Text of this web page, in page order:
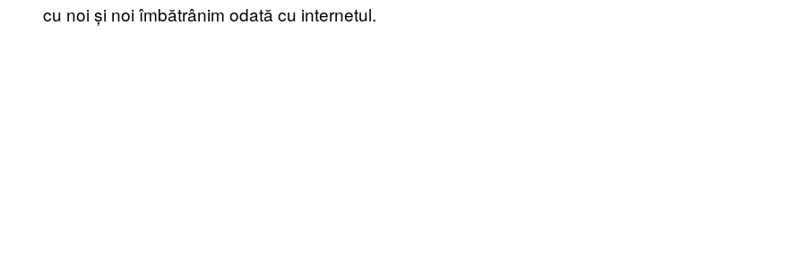
cu noi și noi îmbătrânim odată cu internetul.